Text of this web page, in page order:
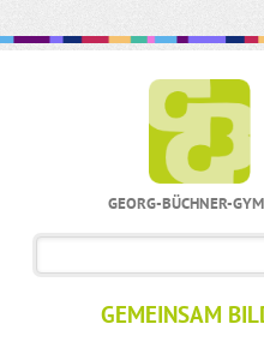
GEORG-BÜCHNER-
GEMEINSAM